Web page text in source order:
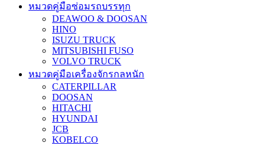
หมวดคู่มือซ่อมรถบรรทุก
DEAWOO & DOOSAN
HINO
ISUZU TRUCK
MITSUBISHI FUSO
VOLVO TRUCK
หมวดคู่มือเครื่องจักรกลหนัก
CATERPILLAR
DOOSAN
HITACHI
HYUNDAI
JCB
KOBELCO